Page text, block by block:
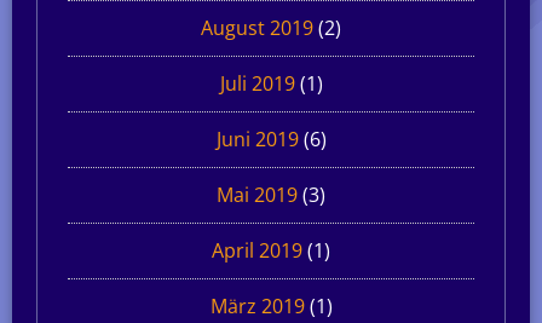
August 2019(2)
Juli 2019(1)
Juni 2019(6)
Mai 2019(3)
April 2019(1)
März 2019(1)